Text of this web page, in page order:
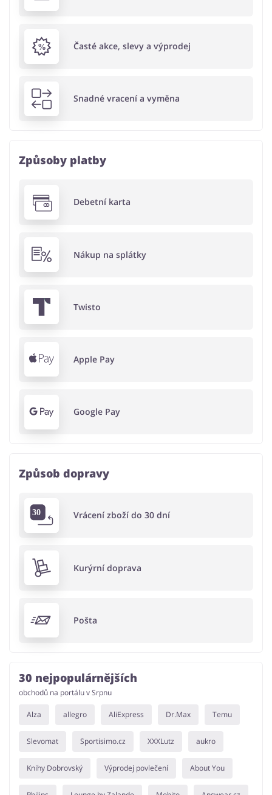
Časté akce, slevy a výprodej
Snadné vracení a vyměna
Způsoby platby
Debetní karta
Nákup na splátky
Twisto
Apple Pay
Google Pay
Způsob dopravy
Vrácení zboží do 30 dní
Kurýrní doprava
Pošta
30 nejpopulárnějších
obchodů na portálu v Srpnu
Alza allegro AliExpress Dr.Max Temu
Slevomat Sportisimo.cz XXXLutz aukro
Knihy Dobrovský Výprodej povlečení About You